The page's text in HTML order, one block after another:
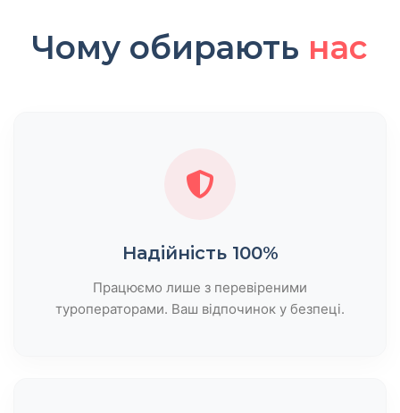
Чому обирають нас
Надійність 100%
Працюємо лише з перевіреними
туроператорами. Ваш відпочинок у безпеці.